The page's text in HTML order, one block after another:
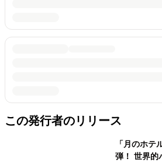
この発行者のリリース
「月のホテ
弾！ 世界的